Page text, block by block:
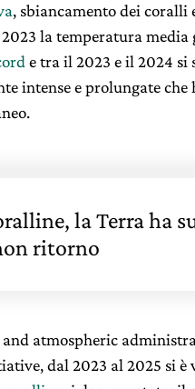
, sbiancamento dei
la temperatura media
e tra il 2023 e il 2024 si
intense e prolungate
la Terra ha
ritorno
and atmospheric
dal 2023 al 2025 si è